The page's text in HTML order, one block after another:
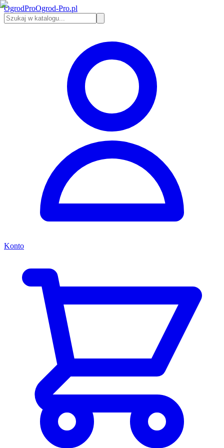
OgrodProOgrod-Pro.pl
Konto